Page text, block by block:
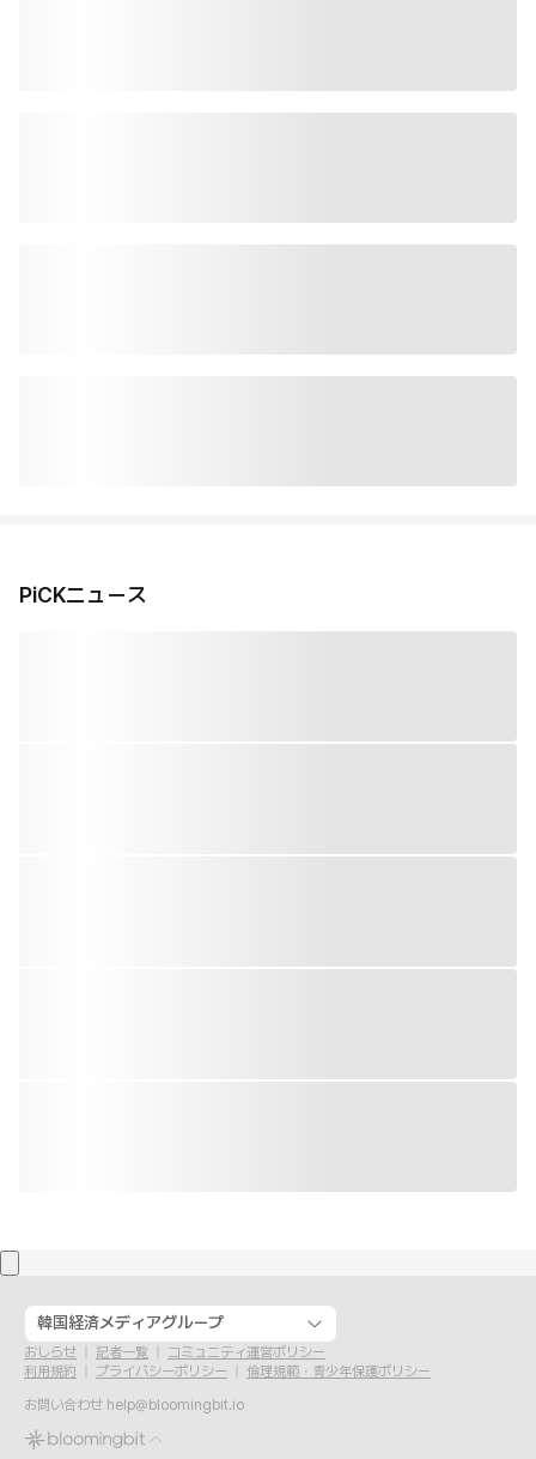
PiCKニュース
韓国経済メディアグループ
おしらせ 記者一覧
コミュニティ運営ポリシー
利用規約
プライバシーポリシー
倫理規範・青少年保護ポリシー
お問い合わせ help@bloomingbit.io